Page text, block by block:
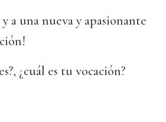
a una nueva y apasionante
¿cuál es tu vocación?